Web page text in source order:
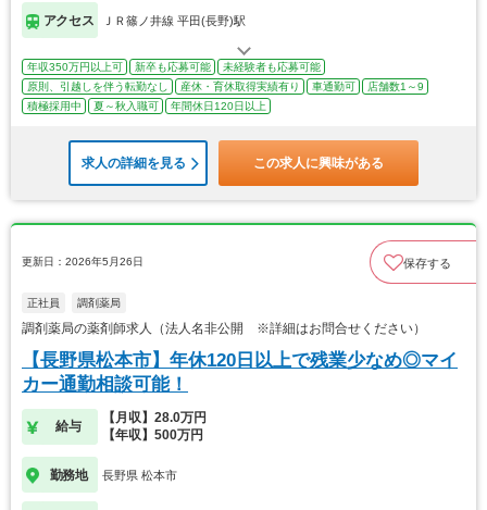
アクセス ＪＲ篠ノ井線 平田(長野)駅
年収350万円以上可 新卒も応募可能
未経験者も応募可能
原則、引越しを伴う転勤なし
産休・育休取得実績有り 車通勤可
店舗数1～9
積極採用中
夏～秋入職可 年間休日120日以上
求人の詳細を見る この求人に興味がある
更新日：2026年5月26日 保存する
正社員 調剤薬局
調剤薬局の薬剤師求人（法人名非公開 ※詳細はお問合せください）
【長野県松本市】年休120日以上で残業少なめ◎マイ
カー通勤相談可能！
給与
【月収】28.0万円
【年収】500万円
勤務地 長野県 松本市